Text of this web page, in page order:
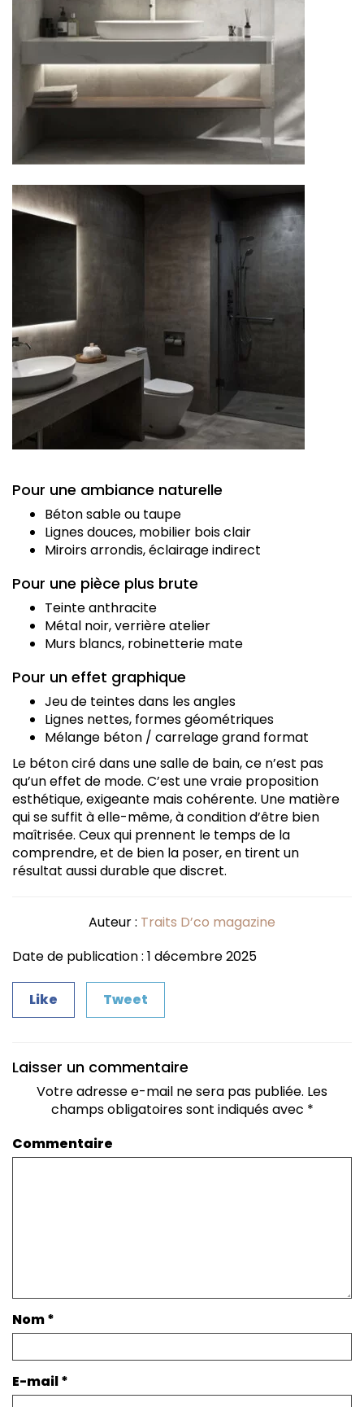
Pour une ambiance naturelle
Béton sable ou taupe
Lignes douces, mobilier bois clair
Miroirs arrondis, éclairage indirect
Pour une pièce plus brute
Teinte anthracite
Métal noir, verrière atelier
Murs blancs, robinetterie mate
Pour un effet graphique
Jeu de teintes dans les angles
Lignes nettes, formes géométriques
Mélange béton / carrelage grand format
Le béton ciré dans une salle de bain, ce n’est pas
qu’un effet de mode. C’est une vraie proposition
esthétique, exigeante mais cohérente. Une matière
qui se suffit à elle-même, à condition d’être bien
maîtrisée. Ceux qui prennent le temps de la
comprendre, et de bien la poser, en tirent un
résultat aussi durable que discret.
Auteur : Traits D’co magazine
Date de publication : 1 décembre 2025
Like Tweet
Laisser un commentaire
Votre adresse e-mail ne sera pas publiée. Les
champs obligatoires sont indiqués avec *
Commentaire
Nom*
E-mail*